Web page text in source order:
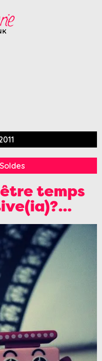
Soldes
temps